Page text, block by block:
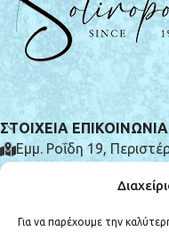
Για να παρέχουμε την
ΣΤΟΙΧΕΙΑ
Εμμ. Ροΐδη 19,
(+30) 210 575 0185